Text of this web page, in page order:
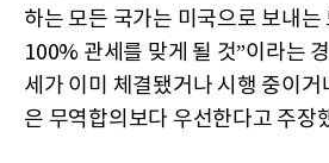
하는 모든 국가는 미국으로 보내는
100% 관세를 맞게 될 것”이라는
세가 이미 체결됐거나 시행 중이거
은 무역합의보다 우선한다고 주장